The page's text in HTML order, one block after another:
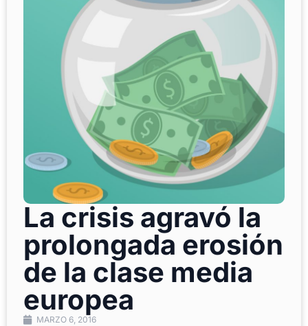
La crisis agravó la
prolongada erosión
de la clase media
europea
MARZO 6, 2016